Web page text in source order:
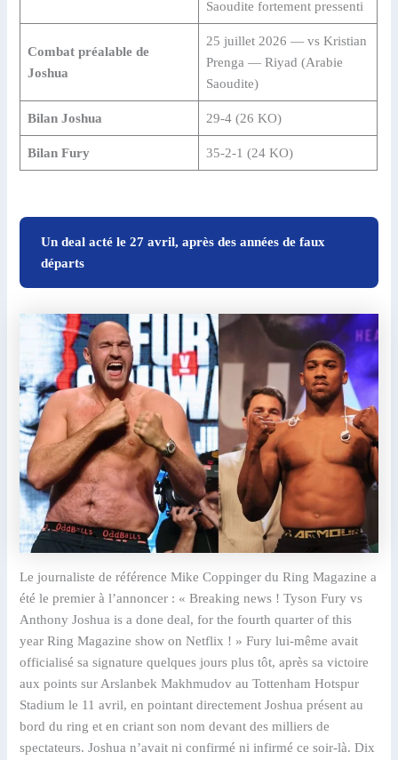
Saoudite fortement pressenti
Combat préalable de
Joshua
25 juillet 2026 — vs Kristian
Prenga — Riyad (Arabie
Saoudite)
Bilan Joshua 29-4 (26 KO)
Bilan Fury 35-2-1 (24 KO)
Un deal acté le 27 avril, après des années de faux
départs
Le journaliste de référence Mike Coppinger du Ring Magazine a
été le premier à l’annoncer : « Breaking news ! Tyson Fury vs
Anthony Joshua is a done deal, for the fourth quarter of this
year Ring Magazine show on Netflix ! » Fury lui-même avait
officialisé sa signature quelques jours plus tôt, après sa victoire
aux points sur Arslanbek Makhmudov au Tottenham Hotspur
Stadium le 11 avril, en pointant directement Joshua présent au
bord du ring et en criant son nom devant des milliers de
spectateurs. Joshua n’avait ni confirmé ni infirmé ce soir-là. Dix